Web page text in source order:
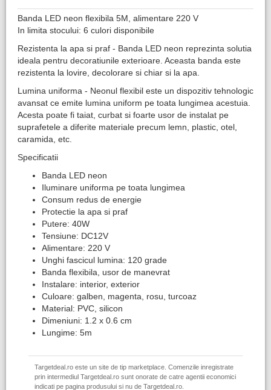
Banda LED neon flexibila 5M, alimentare 220 V
In limita stocului: ​6 culori disponibile
Rezistenta la apa si praf - Banda LED neon reprezinta solutia
ideala pentru decoratiunile exterioare. Aceasta banda este
rezistenta la lovire, decolorare si chiar si la apa.
Lumina uniforma - Neonul flexibil este un dispozitiv tehnologic
avansat ce emite lumina uniform pe toata lungimea acestuia.
Acesta poate fi taiat, curbat si foarte usor de instalat pe
suprafetele a diferite materiale precum lemn, plastic, otel,
caramida, etc.
Specificatii
Banda LED neon
Iluminare uniforma pe toata lungimea
Consum redus de energie
Protectie la apa si praf
Putere: 40W
Tensiune: DC12V
Alimentare: 220 V
Unghi fascicul lumina: 120 grade
Banda flexibila, usor de manevrat
Instalare: interior, exterior
Culoare: galben, magenta, rosu, turcoaz
Material: PVC, silicon
Dimeniuni: 1.2 x 0.6 cm
Lungime: 5m
Targetdeal.ro este un site de tip marketplace. Comenzile inregistrate
prin intermediul Targetdeal.ro sunt onorate de catre agentii economici
indicati pe pagina produsului si nu de Targetdeal.ro.